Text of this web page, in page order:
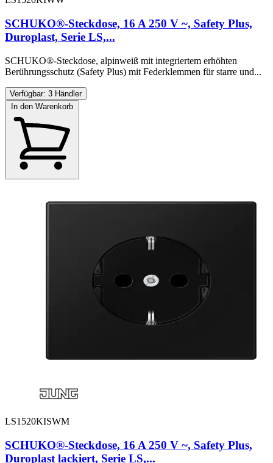
SCHUKO®-Steckdose, 16 A 250 V ~, Safety Plus,
Duroplast, Serie LS,...
SCHUKO®-Steckdose, alpinweiß mit integriertem erhöhten
Berührungsschutz (Safety Plus) mit Federklemmen für starre und...
Verfügbar: 3 Händler
In den Warenkorb
LS1520KISWM
SCHUKO®-Steckdose, 16 A 250 V ~, Safety Plus,
Duroplast lackiert, Serie LS,...